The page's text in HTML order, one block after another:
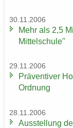
30.11.2006
Mehr als 2,5
Mittelschule"
29.11.2006
Prä­ven­ti­ver
Ord­nung
28.11.2006
Aus­stel­lung